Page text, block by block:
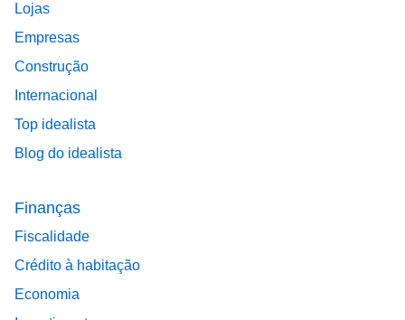
Lojas
Empresas
Construção
Internacional
Top idealista
Blog do idealista
Finanças
Fiscalidade
Crédito à habitação
Economia